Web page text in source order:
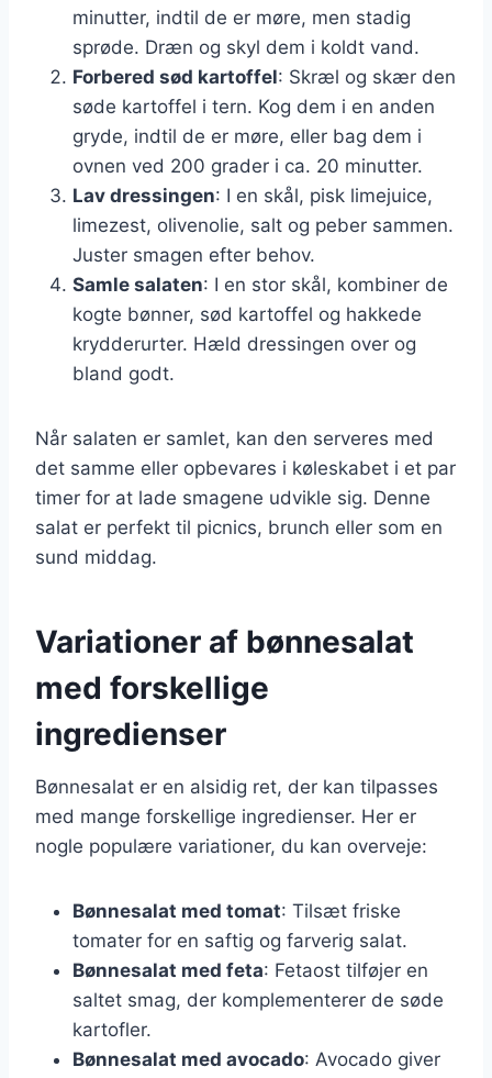
minutter, indtil de er møre, men stadig
sprøde. Dræn og skyl dem i koldt vand.
Forbered sød kartoffel: Skræl og skær den
søde kartoffel i tern. Kog dem i en anden
gryde, indtil de er møre, eller bag dem i
ovnen ved 200 grader i ca. 20 minutter.
Lav dressingen: I en skål, pisk limejuice,
limezest, olivenolie, salt og peber sammen.
Juster smagen efter behov.
Samle salaten: I en stor skål, kombiner de
kogte bønner, sød kartoffel og hakkede
krydderurter. Hæld dressingen over og
bland godt.
Når salaten er samlet, kan den serveres med
det samme eller opbevares i køleskabet i et par
timer for at lade smagene udvikle sig. Denne
salat er perfekt til picnics, brunch eller som en
sund middag.
Variationer af bønnesalat
med forskellige
ingredienser
Bønnesalat er en alsidig ret, der kan tilpasses
med mange forskellige ingredienser. Her er
nogle populære variationer, du kan overveje:
Bønnesalat med tomat: Tilsæt friske
tomater for en saftig og farverig salat.
Bønnesalat med feta: Fetaost tilføjer en
saltet smag, der komplementerer de søde
kartofler.
Bønnesalat med avocado: Avocado giver